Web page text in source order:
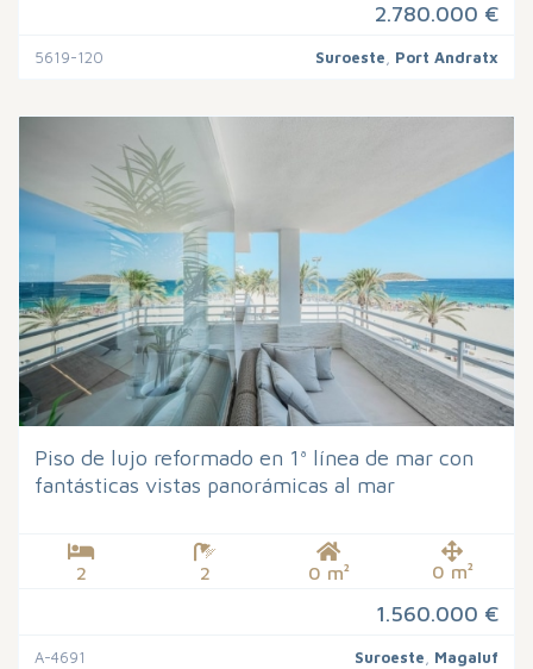
2.780.000 €
5619-120 Suroeste, Port Andratx
Piso de lujo reformado en 1ª línea de mar con
fantásticas vistas panorámicas al mar
2 2 0 m² 0 m²
1.560.000 €
A-4691 Suroeste, Magaluf